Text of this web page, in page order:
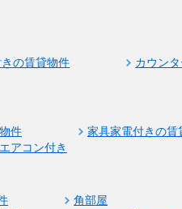
の賃貸物件
カウン
件
家具家電付きの賃
エアコン付き
角部屋